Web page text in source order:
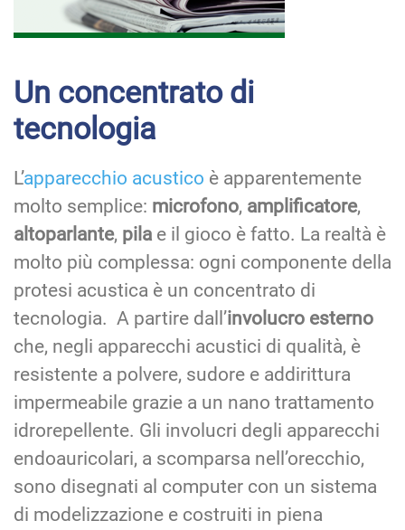
Un concentrato di
tecnologia
L’apparecchio acustico è apparentemente
molto semplice: microfono, amplificatore,
altoparlante, pila e il gioco è fatto. La realtà è
molto più complessa: ogni componente della
protesi acustica è un concentrato di
tecnologia. A partire dall’involucro esterno
che, negli apparecchi acustici di qualità, è
resistente a polvere, sudore e addirittura
impermeabile grazie a un nano trattamento
idrorepellente. Gli involucri degli apparecchi
endoauricolari, a scomparsa nell’orecchio,
sono disegnati al computer con un sistema
di modelizzazione e costruiti in piena